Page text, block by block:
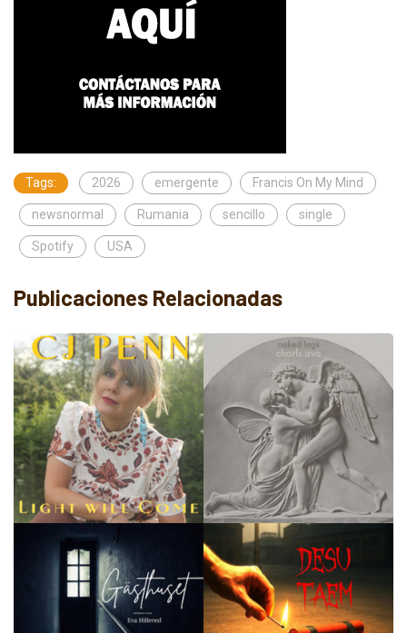
Tags: 2026 emergente Francis On My Mind
newsnormal Rumania sencillo single
Spotify USA
Publicaciones Relacionadas